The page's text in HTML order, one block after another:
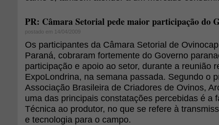
PR: Câmara Setorial pede maior participação do
postado em 14/04/2009
Os participantes da Câmara Setorial de
Paraná, cobraram fortemente do Governo
participação e apoio ao setor, durante a reunião
ExpoLondrina, na semana passada. Segundo o
Associação Brasileira de Criadores de Ovinos,
uma das principais constatações percebidas é a
Técnica ao produtor, no que se refere à
e tecnologia para o campo.